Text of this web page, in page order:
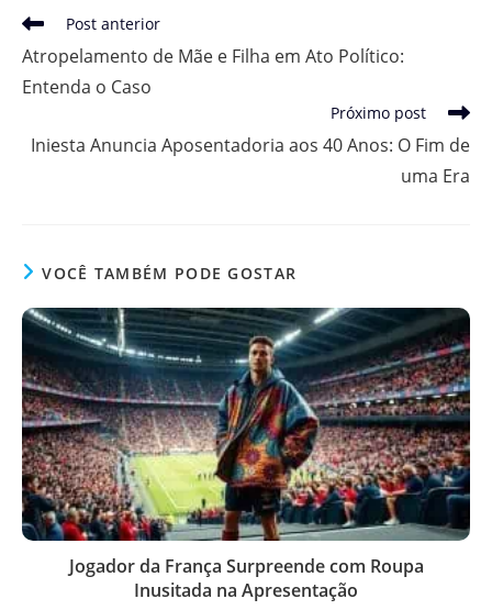
Leia
artigos
Post anterior
Atropelamento de Mãe e Filha em Ato Político:
Entenda o Caso
Próximo post
Iniesta Anuncia Aposentadoria aos 40 Anos: O Fim de
uma Era
VOCÊ TAMBÉM PODE GOSTAR
Jogador da França Surpreende com Roupa
Inusitada na Apresentação